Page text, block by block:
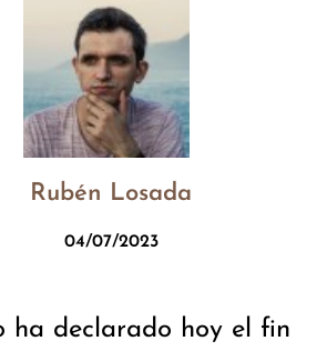
Rubén Losada
04/07/2023
ha declarado hoy el fin